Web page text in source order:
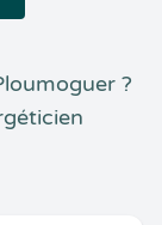
?